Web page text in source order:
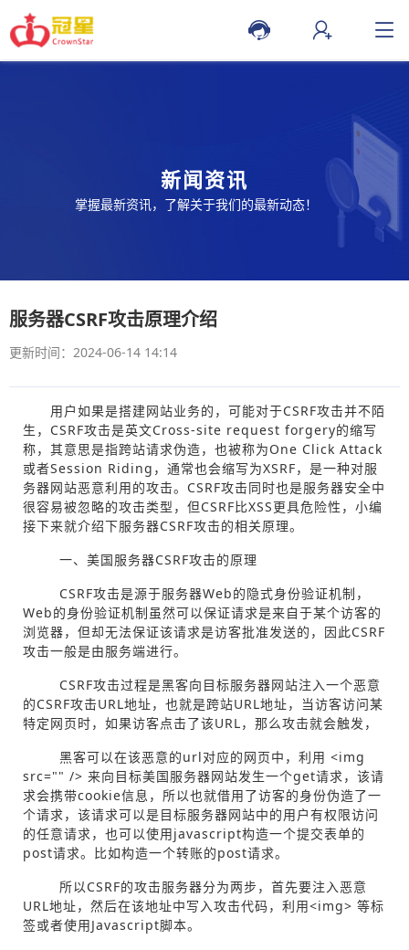
新闻资讯
掌握最新资讯，了解关于我们的最新动态！
服务器CSRF攻击原理介绍
更新时间：2024-06-14 14:14
用户如果是搭建网站业务的，可能对于CSRF攻击并不陌
生，CSRF攻击是英文Cross-site request forgery的缩写
称，其意思是指跨站请求伪造，也被称为One Click Attack
或者Session Riding，通常也会缩写为XSRF，是一种对服
务器网站恶意利用的攻击。CSRF攻击同时也是服务器安全中
很容易被忽略的攻击类型，但CSRF比XSS更具危险性，小编
接下来就介绍下服务器CSRF攻击的相关原理。
一、美国服务器CSRF攻击的原理
CSRF攻击是源于服务器Web的隐式身份验证机制，
Web的身份验证机制虽然可以保证请求是来自于某个访客的
浏览器，但却无法保证该请求是访客批准发送的，因此CSRF
攻击一般是由服务端进行。
CSRF攻击过程是黑客向目标服务器网站注入一个恶意
的CSRF攻击URL地址，也就是跨站URL地址，当访客访问某
特定网页时，如果访客点击了该URL，那么攻击就会触发，
黑客可以在该恶意的url对应的网页中，利用 <img
src="" /> 来向目标美国服务器网站发生一个get请求，该请
求会携带cookie信息，所以也就借用了访客的身份伪造了一
个请求，该请求可以是目标服务器网站中的用户有权限访问
的任意请求，也可以使用javascript构造一个提交表单的
post请求。比如构造一个转账的post请求。
所以CSRF的攻击服务器分为两步，首先要注入恶意
URL地址，然后在该地址中写入攻击代码，利用<img> 等标
签或者使用Javascript脚本。